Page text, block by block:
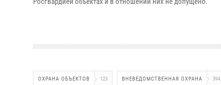
ОХРАНА ОБЪЕКТОВ 123 ВНЕВЕДОМСТВЕННАЯ ОХРАНА 394